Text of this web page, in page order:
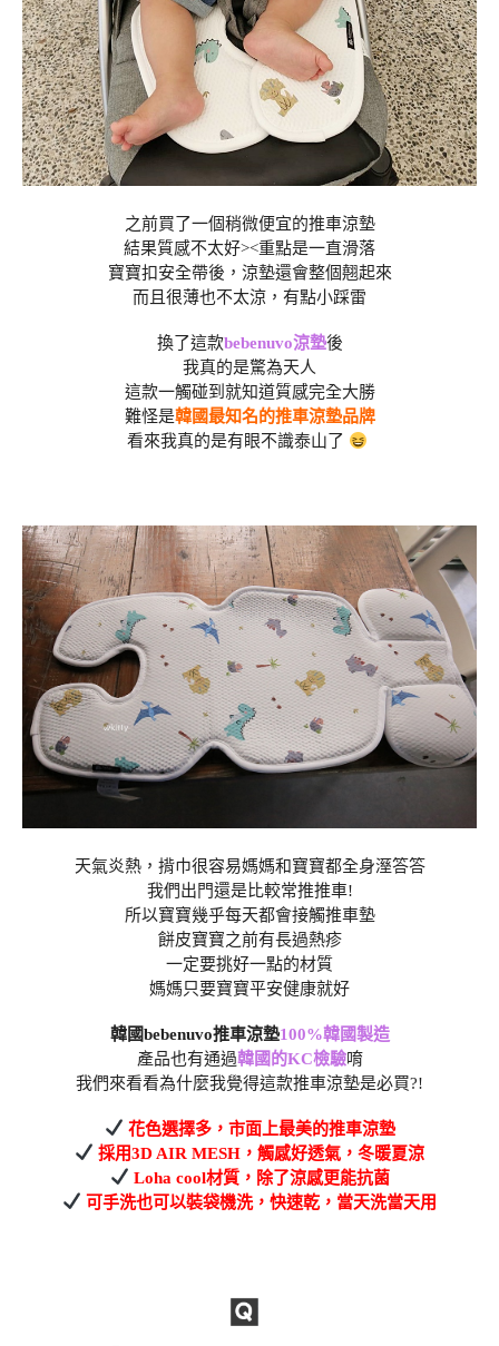
之前買了一個稍微便宜的推車涼墊
結果質感不太好><重點是一直滑落
寶寶扣安全帶後，涼墊還會整個翹起來
而且很薄也不太涼，有點小踩雷
換了這款bebenuvo涼墊後
我真的是驚為天人
這款一觸碰到就知道質感完全大勝
難怪是韓國最知名的推車涼墊品牌
看來我真的是有眼不識泰山了
天氣炎熱，揹巾很容易媽媽和寶寶都全身溼答答
我們出門還是比較常推推車!
所以寶寶幾乎每天都會接觸推車墊
餅皮寶寶之前有長過熱疹
一定要挑好一點的材質
媽媽只要寶寶平安健康就好
韓國bebenuvo推車涼墊100%韓國製造
產品也有通過韓國的KC檢驗唷
我們來看看為什麼我覺得這款推車涼墊是必買?!
花色選擇多，市面上最美的推車涼墊
採用3D AIR MESH，觸感好透氣，冬暖夏涼
Loha cool材質，除了涼感更能抗菌
可手洗也可以裝袋機洗，快速乾，當天洗當天用